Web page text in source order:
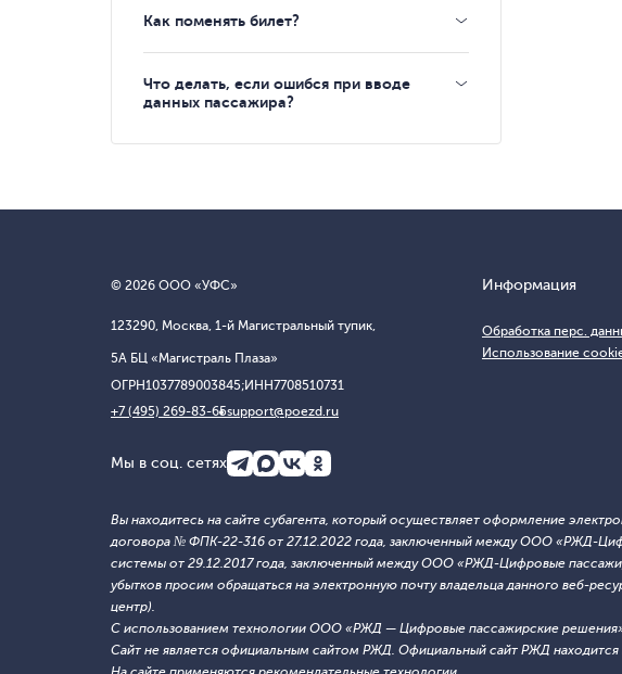
Как поменять билет?
Что делать, если ошибся при вводе
данных пассажира?
© 2026 ООО «УФС»
123290, Москва, 1-й Магистральный тупик,
5А БЦ «Магистраль Плаза»
ОГРН1037789003845;ИНН7708510731
+7 (495) 269-83-65support@poezd.ru
Информация
Обработка перс.
Использование
Мы в соц. сетях
Вы находитесь на сайте субагента, который осуществляет оформление
договора № ФПК-22-316 от 27.12.2022 года, заключенный между ООО «РЖД-
системы от 29.12.2017 года, заключенный между ООО «РЖД-Цифровые
убытков просим обращаться на электронную почту владельца данного веб-
центр).
С использованием технологии ООО «РЖД — Цифровые пассажирские
Сайт не является официальным сайтом РЖД. Официальный сайт РЖД находится